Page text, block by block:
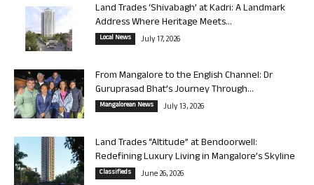
Land Trades ‘Shivabagh’ at Kadri: A Landmark
Address Where Heritage Meets...
Local News July 17, 2026
From Mangalore to the English Channel: Dr
Guruprasad Bhat’s Journey Through...
Mangalorean News July 13, 2026
Land Trades “Altitude” at Bendoorwell:
Redefining Luxury Living in Mangalore’s Skyline
Classifieds June 26, 2026